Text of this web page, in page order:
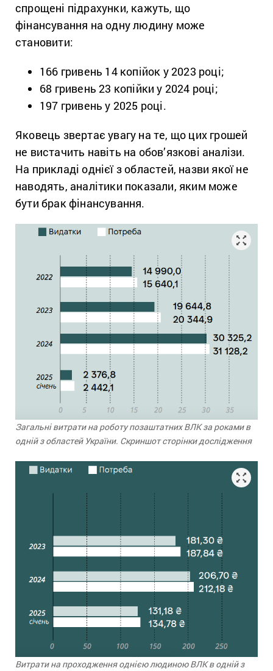
спрощені підрахунки, кажуть, що
фінансування на одну людину може
становити:
166 гривень 14 копійок у 2023 році;
68 гривень 23 копійки у 2024 році;
197 гривень у 2025 році.
Яковець звертає увагу на те, що цих грошей
не вистачить навіть на обов’язкові аналізи.
На прикладі однієї з областей, назви якої не
наводять, аналітики показали, яким може
бути брак фінансування.
Загальні витрати на роботу позаштатних ВЛК за роками в
одній з областей України. Скриншот сторінки дослідження
Витрати на проходження однією людиною ВЛК в одній з